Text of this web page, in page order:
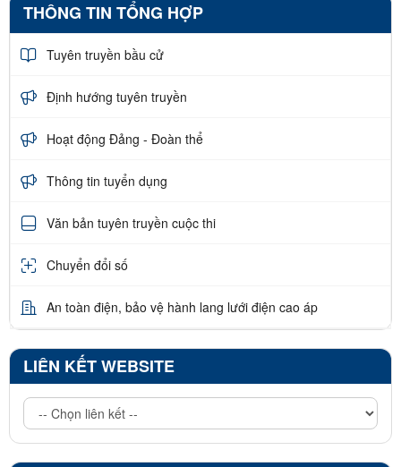
THÔNG TIN TỔNG HỢP
Tuyên truyền bầu cử
Định hướng tuyên truyền
Hoạt động Đảng - Đoàn thể
Thông tin tuyển dụng
Văn bản tuyên truyền cuộc thi
Chuyển đổi số
An toàn điện, bảo vệ hành lang lưới điện cao áp
LIÊN KẾT WEBSITE